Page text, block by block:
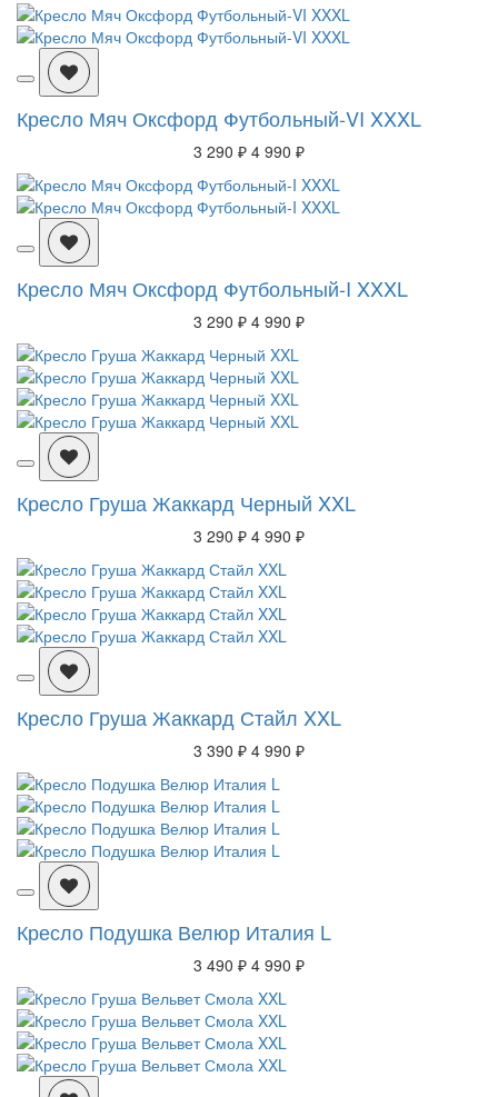
Кресло Мяч Оксфорд Футбольный-VI XXXL
3 290 ₽ 4 990 ₽
Кресло Мяч Оксфорд Футбольный-I XXXL
3 290 ₽ 4 990 ₽
Кресло Груша Жаккард Черный XXL
3 290 ₽ 4 990 ₽
Кресло Груша Жаккард Стайл XXL
3 390 ₽ 4 990 ₽
Кресло Подушка Велюр Италия L
3 490 ₽ 4 990 ₽